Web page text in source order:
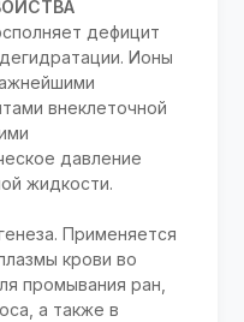
дефицит
Ионы
внеклеточной
давление
жидкости.
Применяется
крови во
промывания ран,
а также в